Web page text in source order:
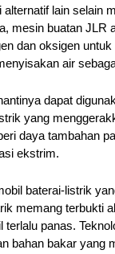
lain selain
mesin buatan JLR
dan oksigen
air
dapat
yang
daya tambahan
ekstrim.
baterai-listrik
memang terbukti
terlalu panas.
bahan bakar yang